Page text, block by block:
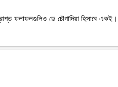
ফলাফলগুলিও ডে চৌগাদিয়া হিসাবে একই।